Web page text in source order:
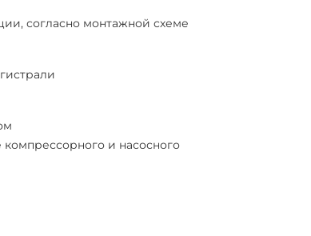
согласно монтажной схеме
и насосного